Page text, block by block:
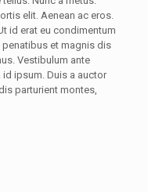
elit. Aenean ac eros.
id erat eu condimentum
et magnis dis
Vestibulum ante
ipsum. Duis a auctor
parturient montes,